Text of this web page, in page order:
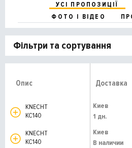
УСІ ПРОПОЗИЦІЇ
ФОТО І ВІДЕО
Фільтри та сортування
Опис Доставка
KNECHT
KC140
Киев
1 дн.
KNECHT
KC140
Киев
В наличии